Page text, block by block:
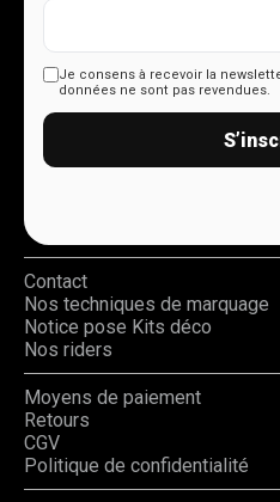
Je consens à recevoir la
données ne sont pas revendues.
Contact
Nos techniques de marquage
Notice pose Kits déco
Nos riders
Moyens de paiement
Retours
CGV
Politique de confidentialité